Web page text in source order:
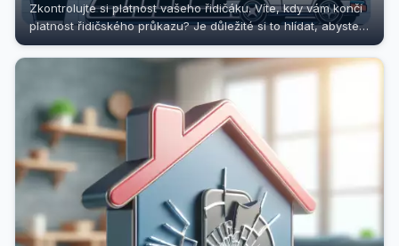
Zkontrolujte si platnost vašeho řidičáku. Víte, kdy vám končí
platnost řidičského průkazu? Je důležité si to hlídat, abyste
se...